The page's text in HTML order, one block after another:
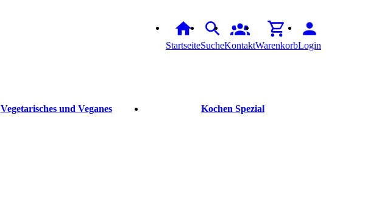
StartseiteSucheKontaktWarenkorbLogin
Vegetarisches und Veganes Kochen Spezial